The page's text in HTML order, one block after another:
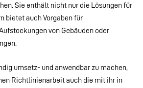
Sie enthält nicht nur die Lösungen für
bietet auch Vorgaben für
von Gebäuden oder
umsetz- und anwendbar zu machen,
Richtlinienarbeit auch die mit ihr in